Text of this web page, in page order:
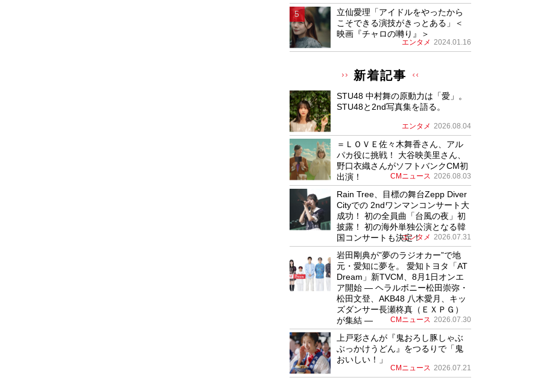
立仙愛理「アイドルをやったから
こそできる演技がきっとある」＜
映画『チャロの囀り』＞
エンタメ 2024.01.16
新着記事
STU48 中村舞の原動力は「愛」。
STU48と2nd写真集を語る。
エンタメ 2026.08.04
＝ＬＯＶＥ佐々木舞香さん、アル
パカ役に挑戦！ 大谷映美里さん、
野口衣織さんがソフトバンクCM初
出演！
CMニュース 2026.08.03
Rain Tree、目標の舞台Zepp Diver
Cityでの 2ndワンマンコンサート大
成功！ 初の全員曲「台風の夜」初
披露！ 初の海外単独公演となる韓
国コンサートも決定！
エンタメ 2026.07.31
岩田剛典が”夢のラジオカー”で地
元・愛知に夢を。 愛知トヨタ「AT
Dream」新TVCM、8月1日オンエ
ア開始 ― ヘラルボニー松田崇弥・
松田文登、AKB48 八木愛月、キッ
ズダンサー長瀬柊真（ＥＸＰＧ）
が集結 ―
CMニュース 2026.07.30
上戸彩さんが『鬼おろし豚しゃぶ
ぶっかけうどん』をつるりで「鬼
おいしい！」
CMニュース 2026.07.21